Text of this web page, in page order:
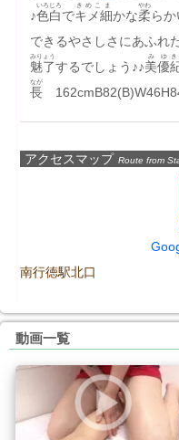
♪色白
いろじろ
でキメ細
きめこま
かな柔
やわ
らか
できるやさしさにあふれ
魅了
みりょう
するでしょう♪♪美優
みゆ き
長
なが
アクセスマップ Route from
南行徳駅北口
動画一覧